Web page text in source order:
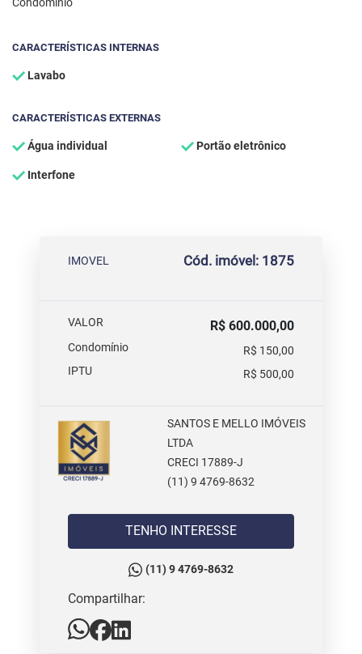
CARACTERÍSTICAS INTERNAS
Lavabo
CARACTERÍSTICAS EXTERNAS
Água individual Portão eletrônico
Interfone
IMOVEL Cód. imóvel: 1875
VALOR R$ 600.000,00
Condomínio
R$ 150,00
IPTU
R$ 500,00
SANTOS E MELLO IMÓVEIS
LTDA
CRECI 17889-J
(11) 9 4769-8632
TENHO INTERESSE
(11) 9 4769-8632
Compartilhar: